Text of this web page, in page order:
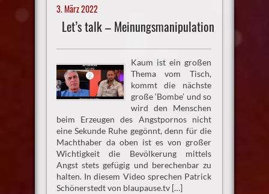
3. März 2022
Let’s talk – Meinungsmanipulation
Kaum ist ein großen
Thema vom Tisch,
kommt die nächste
große ‘Bombe’ und so
wird den Menschen
beim Erzeugen des Angstpornos nicht
eine Sekunde Ruhe gegönnt, denn für die
Machthaber da oben ist es von großer
Wichtigkeit die Bevölkerung mittels
Angst stets gefügig und berechenbar zu
halten. In diesem Video sprechen Patrick
Schönerstedt von blaupause.tv […]